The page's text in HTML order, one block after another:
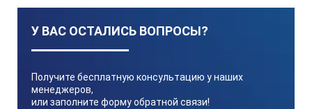
У ВАС ОСТАЛИСЬ ВОПРОСЫ?
Получите бесплатную консультацию у наших
менеджеров,
или заполните форму обратной связи!